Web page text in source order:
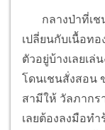
กลางป่าที่เชน
เปลี่ยนกับเนื้อท
ตัวอยู่บ้างเลยเล่
โดนเชนสั่งสอน
สามีให้ วัลภากร
เลยต้องลงมือท